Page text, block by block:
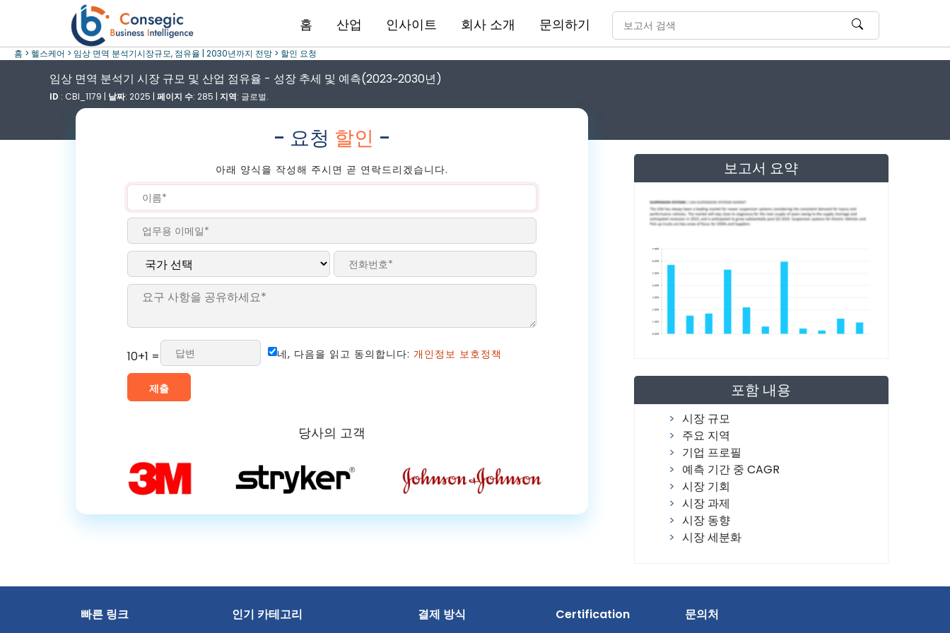
홈 산업 인사이트 회사 소개 문의하기
홈 > 헬스케어 > 임상 면역 분석기시장규모, 점유율 | 2030년까지 전망 > 할인 요청
임상 면역 분석기 시장 규모 및 산업 점유율 - 성장 추세 및 예측(2023~2030년)
ID : CBI_1179 | 날짜: 2025 | 페이지 수: 285 | 지역: 글로벌.
- 요청 할인 -
아래 양식을 작성해 주시면 곧 연락드리겠습니다.
10+1 = 네, 다음을 읽고 동의합니다:개인정보 보호정책
당사의 고객
보고서 요약
포함 내용
시장 규모
주요 지역
기업 프로필
예측 기간 중 CAGR
시장 기회
시장 과제
시장 동향
시장 세분화
빠른 링크 인기 카테고리 결제 방식 Certification 문의처